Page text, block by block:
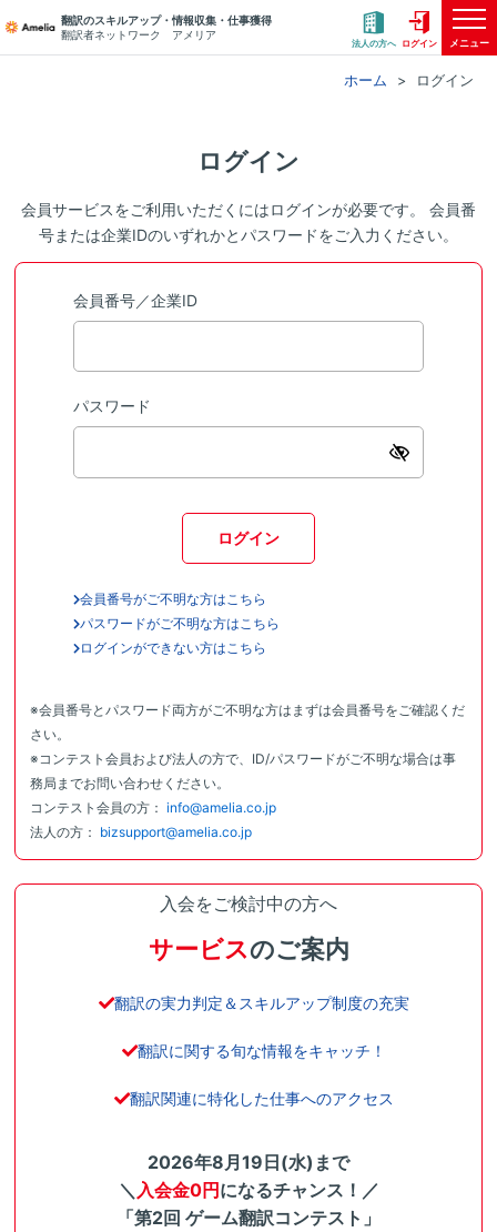
翻訳のスキルアップ・情報収集・仕事獲得
翻訳者ネットワーク アメリア
法人の方へ ログイン メニュー
ホーム ログイン
ログイン
会員サービスをご利用いただくにはログインが必要です。 会員番
号または企業IDのいずれかとパスワードをご入力ください。
会員番号／企業ID
パスワード
ログイン
会員番号がご不明な方はこちら
パスワードがご不明な方はこちら
ログインができない方はこちら
※会員番号とパスワード両方がご不明な方はまずは会員番号をご確認くだ
さい。
※コンテスト会員および法人の方で、ID/パスワードがご不明な場合は事
務局までお問い合わせください。
コンテスト会員の方： info@amelia.co.jp
法人の方： bizsupport@amelia.co.jp
入会をご検討中の方へ
サービスのご案内
翻訳の実力判定＆スキルアップ制度の充実
翻訳に関する旬な情報をキャッチ！
翻訳関連に特化した仕事へのアクセス
2026年8月19日(水)まで
＼ 入会金0円になるチャンス！／
「第2回 ゲーム翻訳コンテスト」